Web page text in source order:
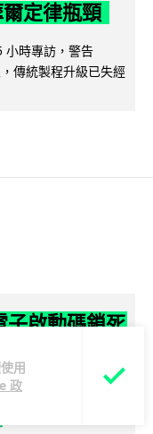
用
政
定律瓶頸
小時專訪，警告
傳統製程升級已失經
子啟動碼鎖死
價錢按年加 14.7%
啟動碼這項設計，